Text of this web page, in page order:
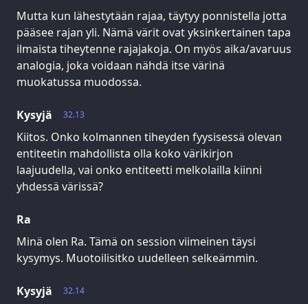
Mutta kun lähestytään rajaa, täytyy ponnistella jotta
pääsee rajan yli. Nämä värit ovat yksinkertainen tapa
ilmaista tiheytenne rajajakoja. On myös aika/avaruus
analogia, joka voidaan nähdä itse värinä
muokatussa muodossa.
32.13
Kysyjä
Kiitos. Onko kolmannen tiheyden fyysisessä olevan
entiteetin mahdollista olla koko värikirjon
laajuudella, vai onko entiteetti melkolailla kiinni
yhdessä värissä?
Ra
Minä olen Ra. Tämä on session viimeinen täysi
kysymys. Muotoilisitko uudelleen selkeämmin.
32.14
Kysyjä